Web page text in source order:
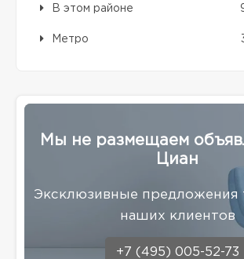
В этом районе
Метро
Мы не размещаем
Циан
Эксклюзивные предложения
наших клиентов
+7 (495) 005-52-73